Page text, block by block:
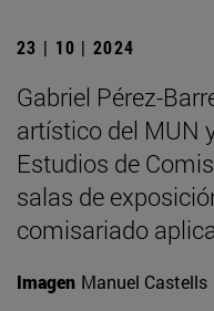
23 | 10 | 2024
Gabriel Pérez-
artístico del MUN
Estudios de
salas de
comisariado
Imagen Manuel Castells